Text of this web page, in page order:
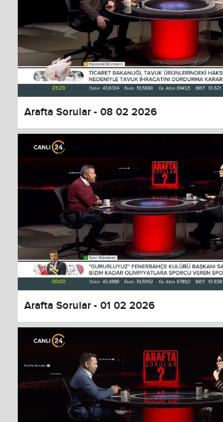
Arafta Sorular - 08 02 2026
Arafta Sorular - 01 02 2026